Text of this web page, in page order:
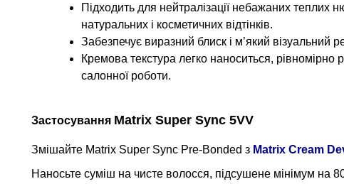
Підходить для нейтралізації небажаних теплих
натуральних і косметичних відтінків.
Забезпечує виразний блиск і м’який візуальний
Кремова текстура легко наноситься, рівномірно
салонної роботи.
Застосування Matrix Super Sync 5VV
Змішайте Matrix Super Sync Pre-Bonded з Matrix Cream
Наносьте суміш на чисте волосся, підсушене мінімум на